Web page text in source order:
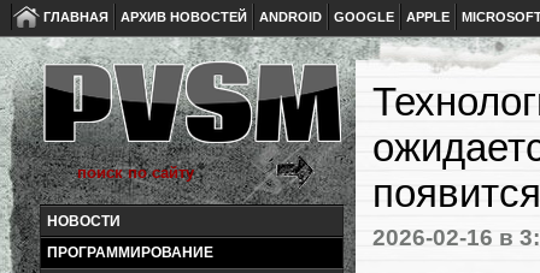
ГЛАВНАЯ АРХИВ НОВОСТЕЙ ANDROID GOOGLE APPLE
НОВОСТИ
ПРОГРАММИРОВАНИЕ
2026-02-16 в